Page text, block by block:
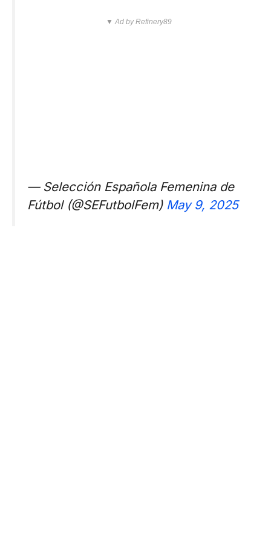
▼ Ad by Refinery89
— Selección Española Femenina de
Fútbol (@SEFutbolFem) May 9, 2025